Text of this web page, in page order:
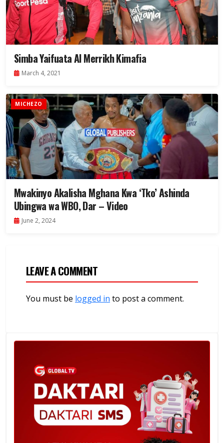
Simba Yaifuata Al Merrikh Kimafia
March 4, 2021
MICHEZO
Mwakinyo Akalisha Mghana Kwa ‘Tko’ Ashinda
Ubingwa wa WBO, Dar – Video
June 2, 2024
LEAVE A COMMENT
You must be logged in to post a comment.